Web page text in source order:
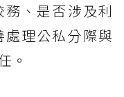
、是否涉及利
理公私分際與
。